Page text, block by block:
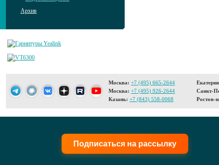
Архив
Москва: +7 (495) 665-2644
Москва: +7 (495) 926-2644
Казань: +7 (843) 558-0068
Санкт-
Ростов-
Подписаться на рассылку